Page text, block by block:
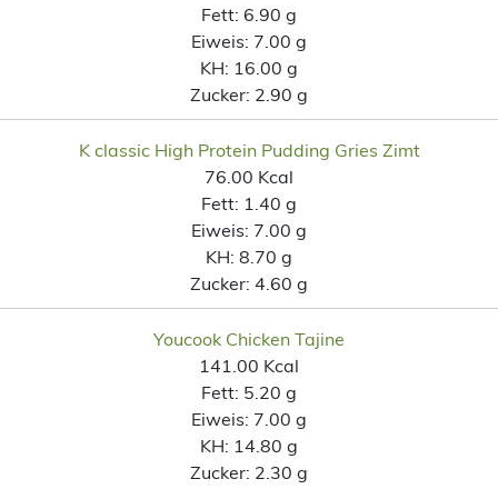
Fett: 6.90 g
Eiweis: 7.00 g
KH: 16.00 g
Zucker: 2.90 g
K classic High Protein Pudding Gries Zimt
76.00 Kcal
Fett: 1.40 g
Eiweis: 7.00 g
KH: 8.70 g
Zucker: 4.60 g
Youcook Chicken Tajine
141.00 Kcal
Fett: 5.20 g
Eiweis: 7.00 g
KH: 14.80 g
Zucker: 2.30 g